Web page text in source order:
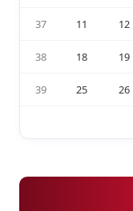
37 11 12
38 18 19
39 25 26